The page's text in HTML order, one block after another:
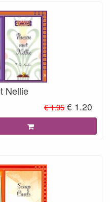
Nellie
€ 1.95 € 1.20